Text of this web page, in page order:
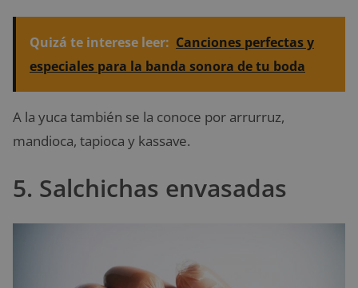
Quizá te interese leer: Canciones perfectas y
especiales para la banda sonora de tu boda
A la yuca también se la conoce por arrurruz,
mandioca, tapioca y kassave.
5. Salchichas envasadas